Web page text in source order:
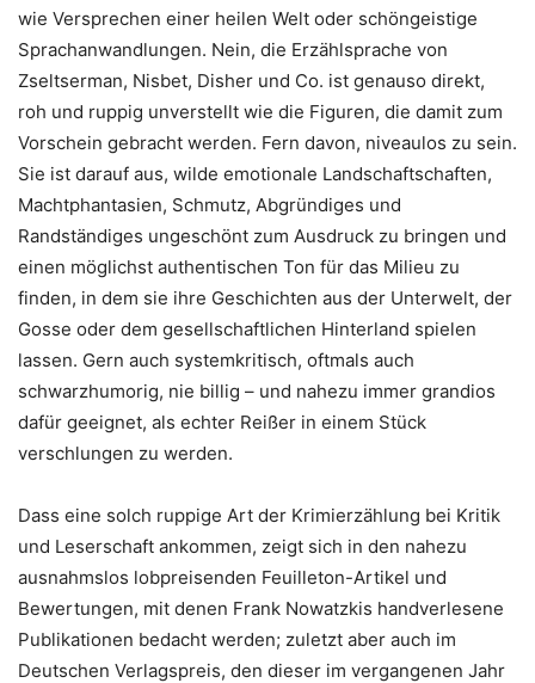
wie Versprechen einer heilen Welt oder schöngeistige
Sprachanwandlungen. Nein, die Erzählsprache von
Zseltserman, Nisbet, Disher und Co. ist genauso direkt,
roh und ruppig unverstellt wie die Figuren, die damit zum
Vorschein gebracht werden. Fern davon, niveaulos zu sein.
Sie ist darauf aus, wilde emotionale Landschaftschaften,
Machtphantasien, Schmutz, Abgründiges und
Randständiges ungeschönt zum Ausdruck zu bringen und
einen möglichst authentischen Ton für das Milieu zu
finden, in dem sie ihre Geschichten aus der Unterwelt, der
Gosse oder dem gesellschaftlichen Hinterland spielen
lassen. Gern auch systemkritisch, oftmals auch
schwarzhumorig, nie billig – und nahezu immer grandios
dafür geeignet, als echter Reißer in einem Stück
verschlungen zu werden.
Dass eine solch ruppige Art der Krimierzählung bei Kritik
und Leserschaft ankommen, zeigt sich in den nahezu
ausnahmslos lobpreisenden Feuilleton-Artikel und
Bewertungen, mit denen Frank Nowatzkis handverlesene
Publikationen bedacht werden; zuletzt aber auch im
Deutschen Verlagspreis, den dieser im vergangenen Jahr